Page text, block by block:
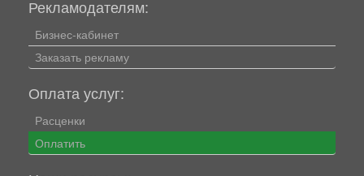
Рекламодателям:
Бизнес-кабинет
Заказать рекламу
Оплата услуг:
Расценки
Оплатить